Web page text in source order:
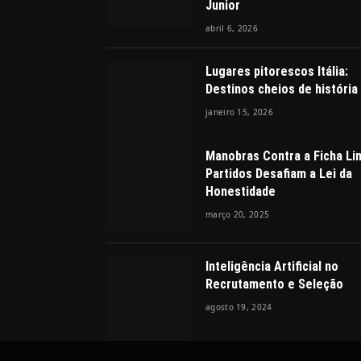
Junior
abril 6, 2026
Lugares pitorescos Itália:
Destinos cheios de história
janeiro 15, 2026
Manobras Contra a Ficha
Partidos Desafiam a Lei da
Honestidade
março 20, 2025
Inteligência Artificial no
Recrutamento e Seleção
agosto 19, 2024